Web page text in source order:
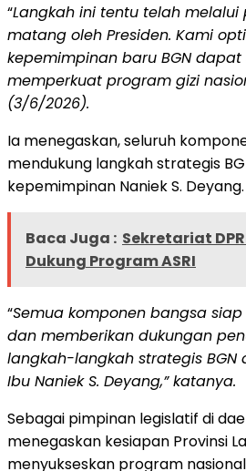
‎“Langkah ini tentu telah melalui
matang oleh Presiden. Kami
kepemimpinan baru BGN dapat
memperkuat program gizi
(3/6/2026).
‎Ia menegaskan, seluruh
mendukung langkah strategis
kepemimpinan Naniek S. Deyang.
Baca Juga : Sekretariat
Dukung Program ASRI
‎“Semua komponen bangsa
dan memberikan dukungan
langkah-langkah strategis
Ibu Naniek S. Deyang,” katanya.
‎Sebagai pimpinan legislatif di
menegaskan kesiapan Provinsi
menyukseskan program